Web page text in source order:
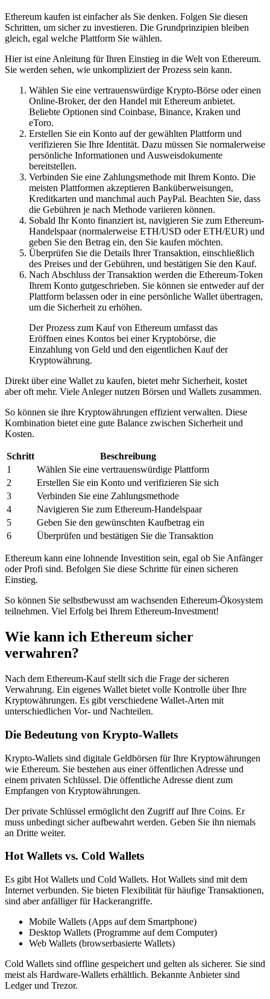
Ethereum kaufen ist einfacher als Sie denken. Folgen Sie diesen
Schritten, um sicher zu investieren. Die Grundprinzipien bleiben
gleich, egal welche Plattform Sie wählen.
Hier ist eine Anleitung für Ihren Einstieg in die Welt von Ethereum.
Sie werden sehen, wie unkompliziert der Prozess sein kann.
Wählen Sie eine vertrauenswürdige Krypto-Börse oder einen
Online-Broker, der den Handel mit Ethereum anbietet.
Beliebte Optionen sind Coinbase, Binance, Kraken und
eToro.
Erstellen Sie ein Konto auf der gewählten Plattform und
verifizieren Sie Ihre Identität. Dazu müssen Sie normalerweise
persönliche Informationen und Ausweisdokumente
bereitstellen.
Verbinden Sie eine Zahlungsmethode mit Ihrem Konto. Die
meisten Plattformen akzeptieren Banküberweisungen,
Kreditkarten und manchmal auch PayPal. Beachten Sie, dass
die Gebühren je nach Methode variieren können.
Sobald Ihr Konto finanziert ist, navigieren Sie zum Ethereum-
Handelspaar (normalerweise ETH/USD oder ETH/EUR) und
geben Sie den Betrag ein, den Sie kaufen möchten.
Überprüfen Sie die Details Ihrer Transaktion, einschließlich
des Preises und der Gebühren, und bestätigen Sie den Kauf.
Nach Abschluss der Transaktion werden die Ethereum-Token
Ihrem Konto gutgeschrieben. Sie können sie entweder auf der
Plattform belassen oder in eine persönliche Wallet übertragen,
um die Sicherheit zu erhöhen.
Der Prozess zum Kauf von Ethereum umfasst das
Eröffnen eines Kontos bei einer Kryptobörse, die
Einzahlung von Geld und den eigentlichen Kauf der
Kryptowährung.
Direkt über eine Wallet zu kaufen, bietet mehr Sicherheit, kostet
aber oft mehr. Viele Anleger nutzen Börsen und Wallets zusammen.
So können sie ihre Kryptowährungen effizient verwalten. Diese
Kombination bietet eine gute Balance zwischen Sicherheit und
Kosten.
Schritt
Beschreibung
1
Wählen Sie eine vertrauenswürdige Plattform
2
Erstellen Sie ein Konto und verifizieren Sie sich
3
Verbinden Sie eine Zahlungsmethode
4
Navigieren Sie zum Ethereum-Handelspaar
5
Geben Sie den gewünschten Kaufbetrag ein
6
Überprüfen und bestätigen Sie die Transaktion
Ethereum kann eine lohnende Investition sein, egal ob Sie Anfänger
oder Profi sind. Befolgen Sie diese Schritte für einen sicheren
Einstieg.
So können Sie selbstbewusst am wachsenden Ethereum-Ökosystem
teilnehmen. Viel Erfolg bei Ihrem Ethereum-Investment!
Wie kann ich Ethereum sicher
verwahren?
Nach dem Ethereum-Kauf stellt sich die Frage der sicheren
Verwahrung. Ein eigenes Wallet bietet volle Kontrolle über Ihre
Kryptowährungen. Es gibt verschiedene Wallet-Arten mit
unterschiedlichen Vor- und Nachteilen.
Die Bedeutung von Krypto-Wallets
Krypto-Wallets sind digitale Geldbörsen für Ihre Kryptowährungen
wie Ethereum. Sie bestehen aus einer öffentlichen Adresse und
einem privaten Schlüssel. Die öffentliche Adresse dient zum
Empfangen von Kryptowährungen.
Der private Schlüssel ermöglicht den Zugriff auf Ihre Coins. Er
muss unbedingt sicher aufbewahrt werden. Geben Sie ihn niemals
an Dritte weiter.
Hot Wallets vs. Cold Wallets
Es gibt Hot Wallets und Cold Wallets. Hot Wallets sind mit dem
Internet verbunden. Sie bieten Flexibilität für häufige Transaktionen,
sind aber anfälliger für Hackerangriffe.
Mobile Wallets (Apps auf dem Smartphone)
Desktop Wallets (Programme auf dem Computer)
Web Wallets (browserbasierte Wallets)
Cold Wallets sind offline gespeichert und gelten als sicherer. Sie sind
meist als Hardware-Wallets erhältlich. Bekannte Anbieter sind
Ledger und Trezor.